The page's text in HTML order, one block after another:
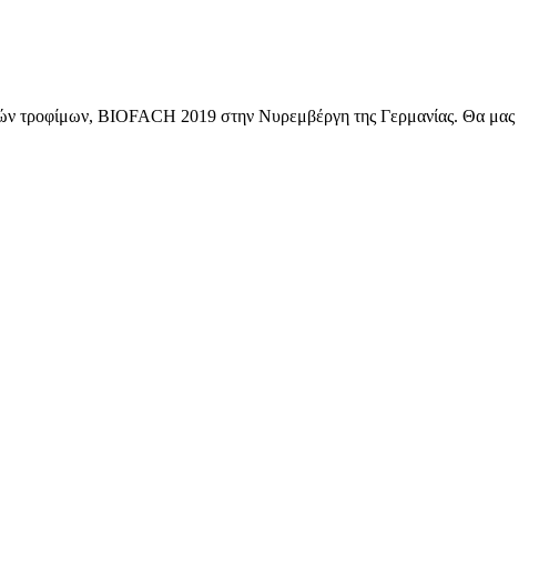
τροφίμων, BIOFACH 2019 στην Νυρεμβέργη της Γερμανίας. Θα μας